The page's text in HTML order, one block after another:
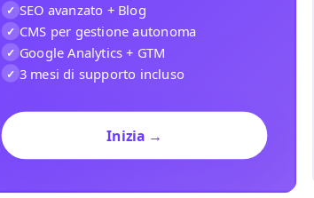
SEO avanzato + Blog
CMS per gestione autonoma
Google Analytics + GTM
3 mesi di supporto incluso
Inizia →